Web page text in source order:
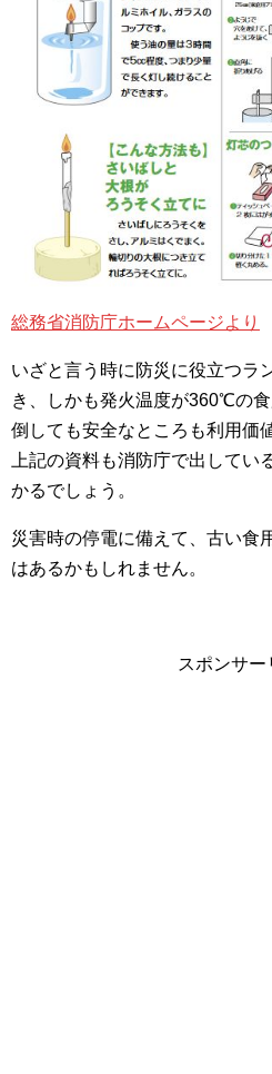
総務省消防庁ホームページより
いざと言う時に防災に役立つラ
き、しかも発火温度が360℃の食
倒しても安全なところも利用価
上記の資料も消防庁で出してい
かるでしょう。
災害時の停電に備えて、古い食
はあるかもしれません。
スポンサー